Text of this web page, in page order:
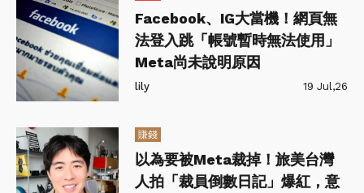
Facebook、IG大當機！網頁無
法登入跳「帳號暫時無法使用」
Meta尚未說明原因
lily 19 Jul,26
賺錢
以為要被Meta裁掉！旅美台灣
人拍「裁員倒數日記」爆紅，意